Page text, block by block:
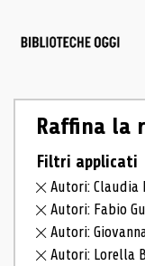
Raffina la
Filtri applicati
Autori: Claudia
Autori: Fabio
Autori:
Autori: Lorella